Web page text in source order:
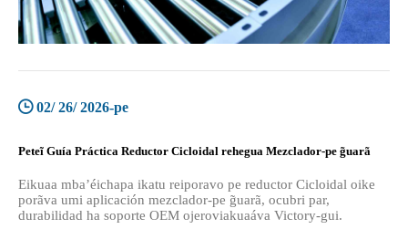
02/ 26/ 2026-pe
Peteĩ Guía Práctica Reductor Cicloidal rehegua Mezclador-pe g̃uarã
Eikuaa mba’éichapa ikatu reiporavo pe reductor Cicloidal oike
porãva umi aplicación mezclador-pe g̃uarã, ocubri par,
durabilidad ha soporte OEM ojeroviakuaáva Victory-gui.